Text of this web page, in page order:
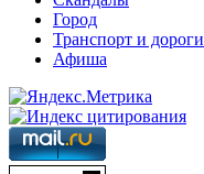
Город
Транспорт и дороги
Афиша